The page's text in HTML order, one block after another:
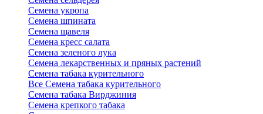
Семена укропа
Семена шпината
Семена щавеля
Семена кресс салата
Семена зеленого лука
Семена лекарственных и пряных растений
Семена табака курительного
Все Семена табака курительного
Семена табака Вирджиния
Семена крепкого табака